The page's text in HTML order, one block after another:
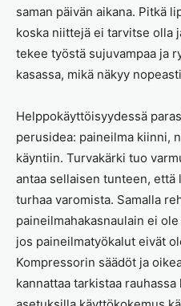
saman päivän aikana. Pitkä
koska niittejä ei tarvitse olla
tekee työstä sujuvampaa ja
kasassa, mikä näkyy
Helppokäyttöisyydessä
perusidea: paineilma kiinni,
käyntiin. Turvakärki tuo
antaa sellaisen tunteen, että
turhaa varomista. Samalla
paineilmahakasnaulain ei
jos paineilmatyökalut eivät
Kompressorin säädöt ja
kannattaa tarkistaa